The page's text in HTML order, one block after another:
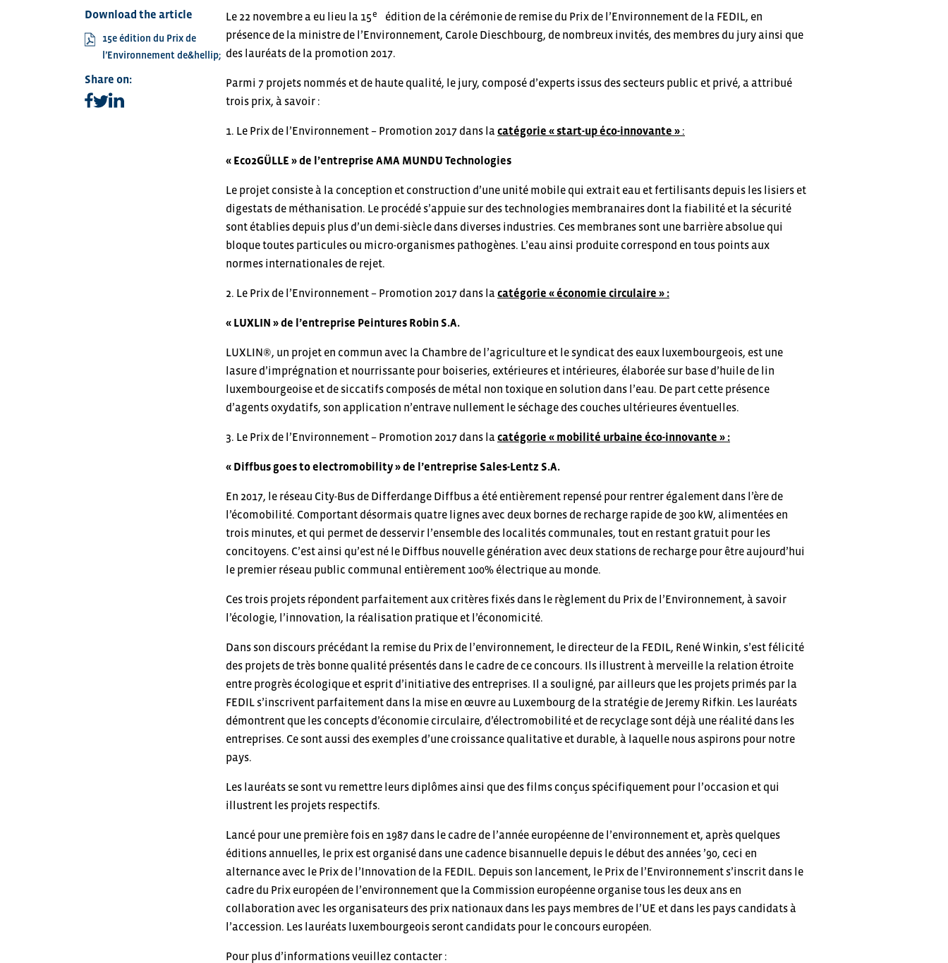
Download the article
15e édition du Prix de
l’Environnement de&hellip;
Share on:
Share on facebook
Share on twitter
Share on linkedin
Le 22 novembre a eu lieu la 15e
édition de la cérémonie de remise du Prix de l’Environnement de la FEDIL, en
présence de la ministre de l’Environnement, Carole Dieschbourg, de nombreux invités, des membres du jury ainsi que
des lauréats de la promotion 2017.
Parmi 7 projets nommés et de haute qualité, le jury, composé d’experts issus des secteurs public et privé, a attribué
trois prix, à savoir :
1. Le Prix de l’Environnement – Promotion 2017 dans la catégorie « start-up éco-innovante » :
« Eco2GÜLLE » de l’entreprise AMA MUNDU Technologies
Le projet consiste à la conception et construction d’une unité mobile qui extrait eau et fertilisants depuis les lisiers et
digestats de méthanisation. Le procédé s’appuie sur des technologies membranaires dont la fiabilité et la sécurité
sont établies depuis plus d’un demi-siècle dans diverses industries. Ces membranes sont une barrière absolue qui
bloque toutes particules ou micro-organismes pathogènes. L’eau ainsi produite correspond en tous points aux
normes internationales de rejet.
2. Le Prix de l’Environnement – Promotion 2017 dans la catégorie « économie circulaire » :
« LUXLIN » de l’entreprise Peintures Robin S.A.
LUXLIN®, un projet en commun avec la Chambre de l’agriculture et le syndicat des eaux luxembourgeois, est une
lasure d’imprégnation et nourrissante pour boiseries, extérieures et intérieures, élaborée sur base d’huile de lin
luxembourgeoise et de siccatifs composés de métal non toxique en solution dans l’eau. De part cette présence
d’agents oxydatifs, son application n’entrave nullement le séchage des couches ultérieures éventuelles.
3. Le Prix de l’Environnement – Promotion 2017 dans la catégorie « mobilité urbaine éco-innovante » :
« Diffbus goes to electromobility » de l’entreprise Sales-Lentz S.A.
En 2017, le réseau City-Bus de Differdange Diffbus a été entièrement repensé pour rentrer également dans l’ère de
l’écomobilité. Comportant désormais quatre lignes avec deux bornes de recharge rapide de 300 kW, alimentées en
trois minutes, et qui permet de desservir l’ensemble des localités communales, tout en restant gratuit pour les
concitoyens. C’est ainsi qu’est né le Diffbus nouvelle génération avec deux stations de recharge pour être aujourd’hui
le premier réseau public communal entièrement 100% électrique au monde.
Ces trois projets répondent parfaitement aux critères fixés dans le règlement du Prix de l’Environnement, à savoir
l’écologie, l’innovation, la réalisation pratique et l’économicité.
Dans son discours précédant la remise du Prix de l’environnement, le directeur de la FEDIL, René Winkin, s’est félicité
des projets de très bonne qualité présentés dans le cadre de ce concours. Ils illustrent à merveille la relation étroite
entre progrès écologique et esprit d’initiative des entreprises. Il a souligné, par ailleurs que les projets primés par la
FEDIL s’inscrivent parfaitement dans la mise en œuvre au Luxembourg de la stratégie de Jeremy Rifkin. Les lauréats
démontrent que les concepts d’économie circulaire, d’électromobilité et de recyclage sont déjà une réalité dans les
entreprises. Ce sont aussi des exemples d’une croissance qualitative et durable, à laquelle nous aspirons pour notre
pays.
Les lauréats se sont vu remettre leurs diplômes ainsi que des films conçus spécifiquement pour l’occasion et qui
illustrent les projets respectifs.
Lancé pour une première fois en 1987 dans le cadre de l’année européenne de l’environnement et, après quelques
éditions annuelles, le prix est organisé dans une cadence bisannuelle depuis le début des années ’90, ceci en
alternance avec le Prix de l’Innovation de la FEDIL. Depuis son lancement, le Prix de l’Environnement s’inscrit dans le
cadre du Prix européen de l’environnement que la Commission européenne organise tous les deux ans en
collaboration avec les organisateurs des prix nationaux dans les pays membres de l’UE et dans les pays candidats à
l’accession. Les lauréats luxembourgeois seront candidats pour le concours européen.
Pour plus d’informations veuillez contacter :